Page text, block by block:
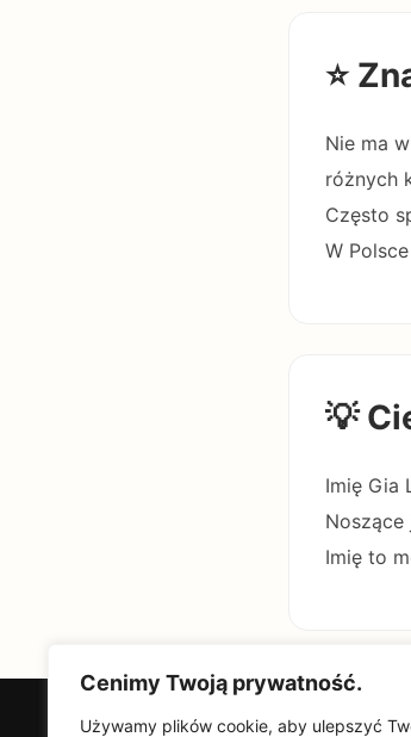
Cenimy Twoją prywatność.
Używamy plików cookie, aby ulepszyć
⭐
Nie ma
różnych
Często
W
💡
Imię Gia
Imię to